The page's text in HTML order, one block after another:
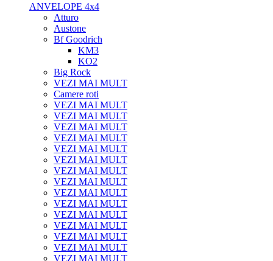
ANVELOPE 4x4
Atturo
Austone
Bf Goodrich
KM3
KO2
Big Rock
VEZI MAI MULT
Camere roti
VEZI MAI MULT
VEZI MAI MULT
VEZI MAI MULT
VEZI MAI MULT
VEZI MAI MULT
VEZI MAI MULT
VEZI MAI MULT
VEZI MAI MULT
VEZI MAI MULT
VEZI MAI MULT
VEZI MAI MULT
VEZI MAI MULT
VEZI MAI MULT
VEZI MAI MULT
VEZI MAI MULT